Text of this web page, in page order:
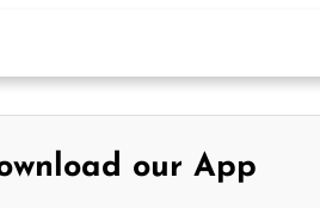
our App